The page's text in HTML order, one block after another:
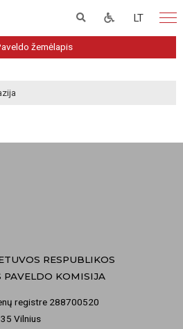
LT
žemėlapis
RESPUBLIKOS
PAVELDO KOMISIJA
registre 288700520
Vilnius